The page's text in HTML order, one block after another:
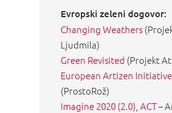
Evropski zeleni dogovor:
Changing Weathers
Ljudmila)
Green Revisited (Projekt
European Artizen Initiative
(ProstoRož)
Imagine 2020 (2.0) ACT–